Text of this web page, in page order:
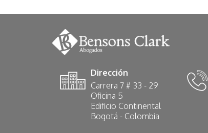
Dirección
Carrera 7 # 33 - 29
Oficina 5
Edificio Continental
Bogotá - Colombia